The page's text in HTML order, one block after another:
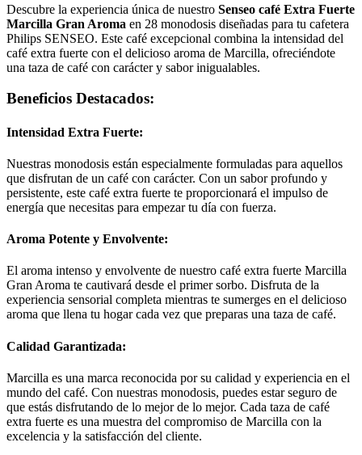
Descubre la experiencia única de nuestro Senseo café Extra Fuerte
Marcilla Gran Aroma en 28 monodosis diseñadas para tu cafetera
Philips SENSEO. Este café excepcional combina la intensidad del
café extra fuerte con el delicioso aroma de Marcilla, ofreciéndote
una taza de café con carácter y sabor inigualables.
Beneficios Destacados:
Intensidad Extra Fuerte:
Nuestras monodosis están especialmente formuladas para aquellos
que disfrutan de un café con carácter. Con un sabor profundo y
persistente, este café extra fuerte te proporcionará el impulso de
energía que necesitas para empezar tu día con fuerza.
Aroma Potente y Envolvente:
El aroma intenso y envolvente de nuestro café extra fuerte Marcilla
Gran Aroma te cautivará desde el primer sorbo. Disfruta de la
experiencia sensorial completa mientras te sumerges en el delicioso
aroma que llena tu hogar cada vez que preparas una taza de café.
Calidad Garantizada:
Marcilla es una marca reconocida por su calidad y experiencia en el
mundo del café. Con nuestras monodosis, puedes estar seguro de
que estás disfrutando de lo mejor de lo mejor. Cada taza de café
extra fuerte es una muestra del compromiso de Marcilla con la
excelencia y la satisfacción del cliente.